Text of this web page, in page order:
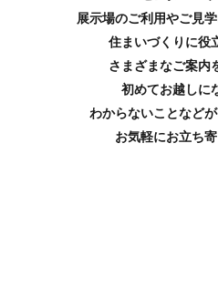
展示場のご利用やご見
住まいづくりに役
さまざまなご案内
初めてお越しに
わからないことなどが
お気軽にお立ち寄